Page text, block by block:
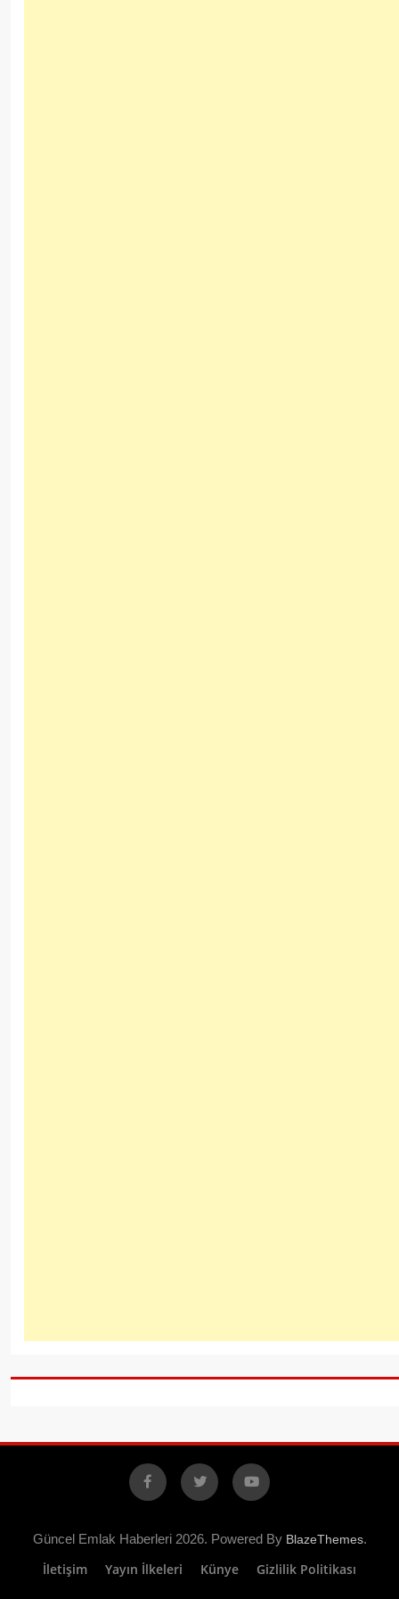
Facebook
X YouTube
Güncel Emlak Haberleri 2026. Powered By BlazeThemes.
İletişim Yayın İlkeleri Künye Gizlilik Politikası